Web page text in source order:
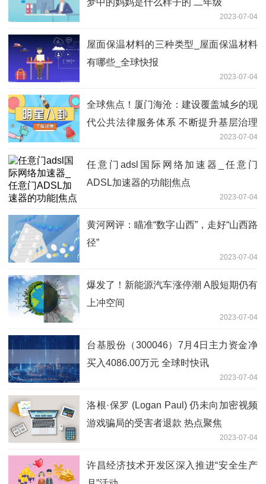
2023-07-04
屋面保温材料的三种类型_屋面保温材料
有哪些_全球快报
2023-07-04
全球焦点！厦门海沧：建设覆盖城乡的现
代公共法律服务体系 不断提升基层治理
2023-07-04
任意门adsl国际网络加速器_任意门
ADSL加速器的功能|焦点
2023-07-04
黄河网评：瞄准“数字山西”，走好“山西路
径”
2023-07-04
爆发了！新能源汽车涨停潮 A股短期仍有
上冲空间
2023-07-04
台基股份（300046）7月4日主力资金净
买入4086.00万元 全球时快讯
2023-07-04
洛根·保罗 (Logan Paul) 仍未向加密视频
游戏骗局的受害者退款 热点聚焦
2023-07-04
许昌经济技术开发区深入推进“安全生产